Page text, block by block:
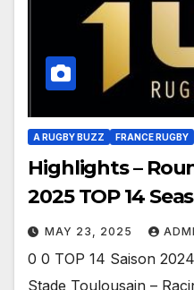
A RUGBY BUZZ FRANCE RUGBY
Highlights –
2025 TOP 14
MAY 23, 2025
0 0 TOP 14 Saison
Stade Toulousain –